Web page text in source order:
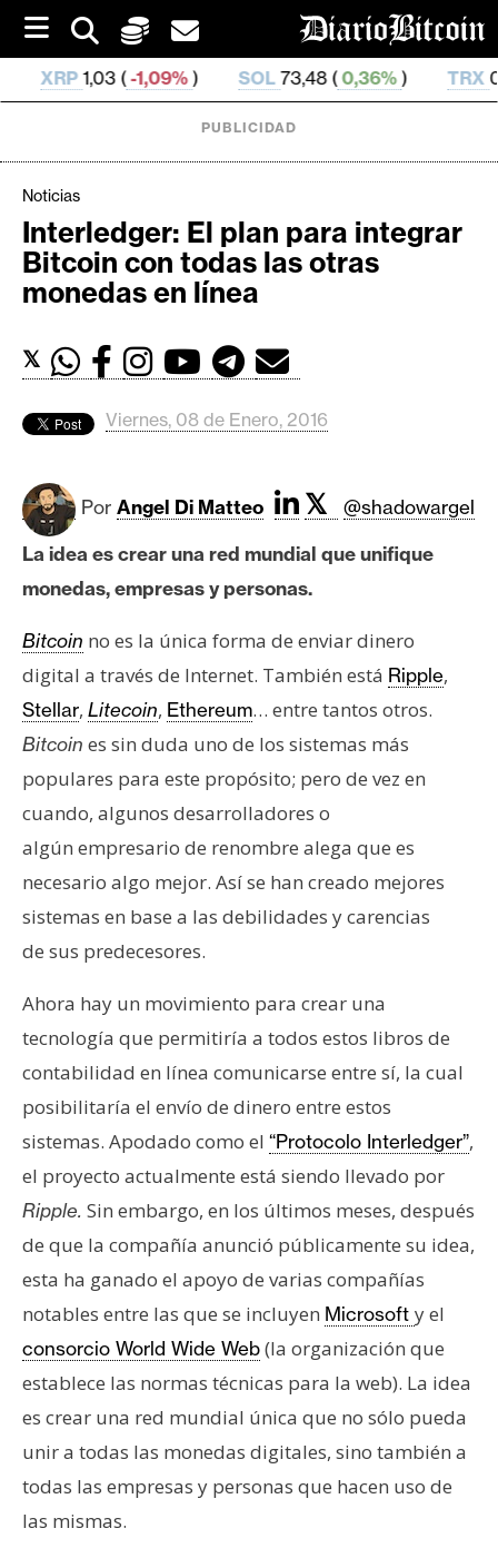
i
t
o
) SOL73,48 (0,36%) TRX0,326 762 ( -
C
r
i
M
c
d
o
B
i
t
c
i
n
t
h
e
r
e
u
A
A
n
á
l
i
s
i
PUBLICIDAD
Noticias
Interledger: El plan para integrar
Bitcoin con todas las otras
monedas en línea
𝕏
Viernes, 08 de Enero, 2016
Por Angel Di Matteo 𝕏
@shadowargel
La idea es crear una red mundial que unifique
monedas, empresas y personas.
Bitcoin no es la única forma de enviar dinero
digital a través de Internet. También está Ripple,
Stellar, Litecoin, Ethereum… entre tantos otros.
Bitcoin es sin duda uno de los sistemas más
populares para este propósito; pero de vez en
cuando, algunos desarrolladores o
algún empresario de renombre alega que es
necesario algo mejor. Así se han creado mejores
sistemas en base a las debilidades y carencias
de sus predecesores.
Ahora hay un movimiento para crear una
tecnología que permitiría a todos estos libros de
contabilidad en línea comunicarse entre sí, la cual
posibilitaría el envío de dinero entre estos
sistemas. Apodado como el “Protocolo Interledger”,
el proyecto actualmente está siendo llevado por
Ripple. Sin embargo, en los últimos meses, después
de que la compañía anunció públicamente su idea,
esta ha ganado el apoyo de varias compañías
notables entre las que se incluyen Microsoft y el
consorcio World Wide Web(la organización que
establece las normas técnicas para la web). La idea
es crear una red mundial única que no sólo pueda
unir a todas las monedas digitales, sino también a
todas las empresas y personas que hacen uso de
las mismas.